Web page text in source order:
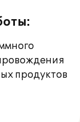
продуктов